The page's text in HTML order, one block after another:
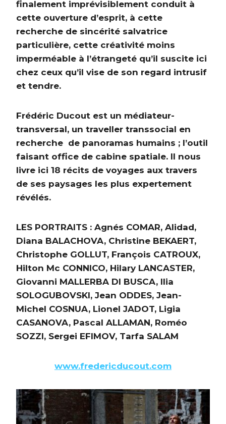
finalement imprévisiblement conduit à
cette ouverture d’esprit, à cette
recherche de sincérité salvatrice
particulière, cette créativité moins
imperméable à l’étrangeté qu’il suscite ici
chez ceux qu’il vise de son regard intrusif
et tendre.
Frédéric Ducout est un médiateur-
transversal, un traveller transsocial en
recherche de panoramas humains ; l’outil
faisant office de cabine spatiale. Il nous
livre ici 18 récits de voyages aux travers
de ses paysages les plus expertement
révélés.
LES PORTRAITS : Agnés COMAR, Alidad,
Diana BALACHOVA, Christine BEKAERT,
Christophe GOLLUT, François CATROUX,
Hilton Mc CONNICO, Hilary LANCASTER,
Giovanni MALLERBA DI BUSCA, Ilia
SOLOGUBOVSKI, Jean ODDES, Jean-
Michel COSNUA, Lionel JADOT, Ligia
CASANOVA, Pascal ALLAMAN, Roméo
SOZZI, Sergei EFIMOV, Tarfa SALAM
www.fredericducout.com